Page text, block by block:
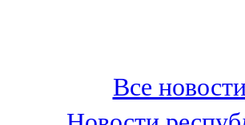
100,3 FM
Зәй
Все